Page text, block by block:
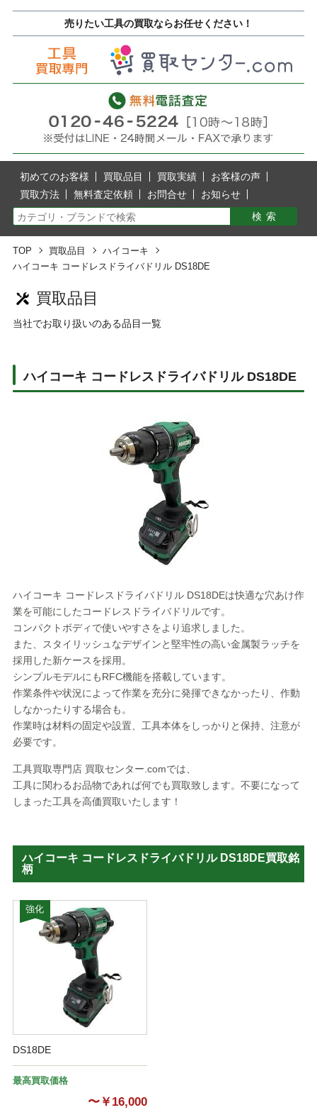
売りたい工具の買取ならお任せください！
初めてのお客様 買取品目 買取実績
お客様の声
買取方法
無料査定依頼 お問合せ お知らせ
TOP 買取品目
ハイコーキ
ハイコーキ コードレスドライバドリル DS18DE
買取品目
当社でお取り扱いのある品目一覧
ハイコーキ コードレスドライバドリル DS18DE
ハイコーキ コードレスドライバドリル DS18DEは快適な穴あけ作
業を可能にしたコードレスドライバドリルです。
コンパクトボディで使いやすさをより追求しました。
また、スタイリッシュなデザインと堅牢性の高い金属製ラッチを
採用した新ケースを採用。
シンプルモデルにもRFC機能を搭載しています。
作業条件や状況によって作業を充分に発揮できなかったり、作動
しなかったりする場合も。
作業時は材料の固定や設置、工具本体をしっかりと保持、注意が
必要です。
工具買取専門店 買取センター.comでは、
工具に関わるお品物であれば何でも買取致します。不要になって
しまった工具を高価買取いたします！
ハイコーキ コードレスドライバドリル DS18DE買取銘
柄
強化
DS18DE
最高買取価格
〜￥16,000